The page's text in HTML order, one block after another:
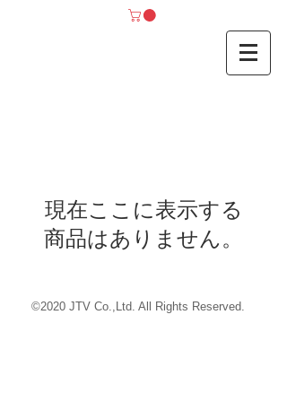
現在ここに表示する
商品はありません。
©2020 JTV Co.,Ltd. All Rights Reserved.